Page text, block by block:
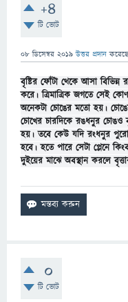
+4
টি ভোট
08 ডিসেম্বর 2019 উত্তর প্রদান
বৃষ্টির ফোঁটা থেকে আসা
করে। ত্রিমাত্রিক জগতে সেই
অনেকটা চোঙের মতো হয়।
চোখের চারদিকে রঙধনুর চোঙও
হয়। তবে কেউ যদি রংধনুর
হবে। হতে পারে সেটা প্লেনে
দুইয়ের মাঝে অবস্থান করলে
0
টি ভোট